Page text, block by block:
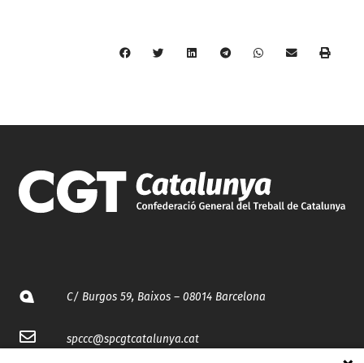
C/ Burgos 59, Baixos – 08014 Barcelona
spccc@spcgtcatalunya.cat